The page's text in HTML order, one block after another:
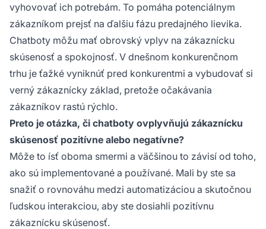
vyhovovať ich potrebám. To pomáha potenciálnym
zákazníkom prejsť na ďalšiu fázu predajného lievika.
Chatboty môžu mať obrovský vplyv na zákaznícku
skúsenosť a spokojnosť. V dnešnom konkurenčnom
trhu je ťažké vyniknúť pred konkurentmi a vybudovať si
verný zákaznícky základ, pretože očakávania
zákazníkov rastú rýchlo.
Preto je otázka, či chatboty ovplyvňujú zákaznícku
skúsenosť pozitívne alebo negatívne?
Môže to ísť oboma smermi a väčšinou to závisí od toho,
ako sú implementované a používané. Mali by ste sa
snažiť o rovnováhu medzi automatizáciou a skutočnou
ľudskou interakciou, aby ste dosiahli pozitívnu
zákaznícku skúsenosť.